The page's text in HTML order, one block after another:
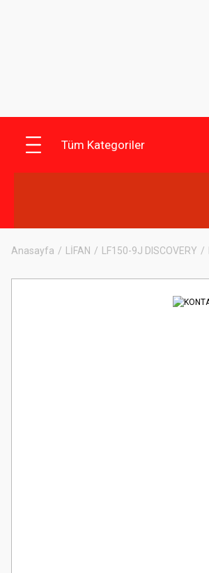
Tüm Kategoriler
Anasayfa LİFAN LF150-9J DISCOVERY